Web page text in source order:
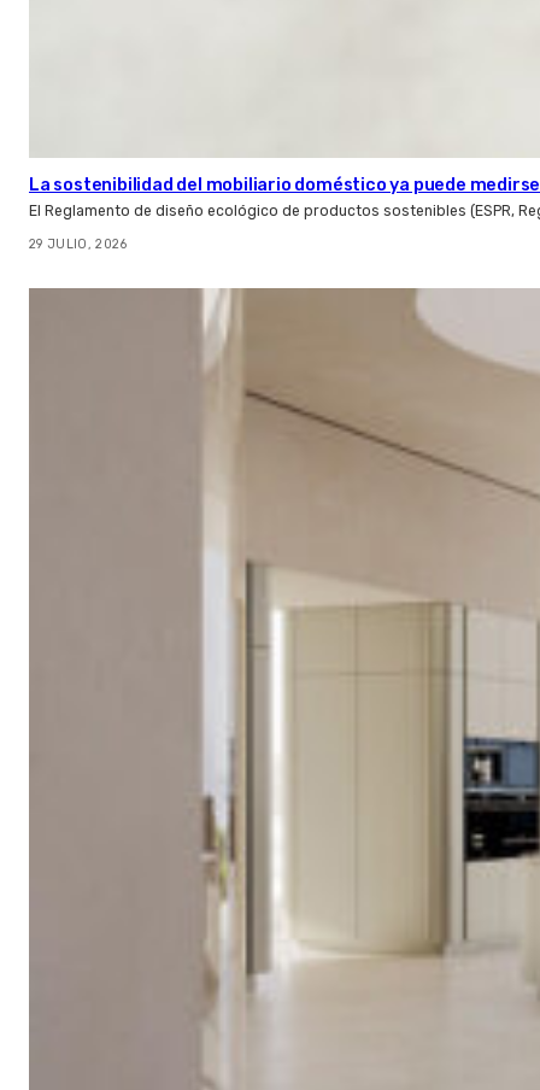
La sostenibilidad del mobiliario doméstico ya puede
El Reglamento de diseño ecológico de productos sostenibles (ESPR,
29 JULIO, 2026